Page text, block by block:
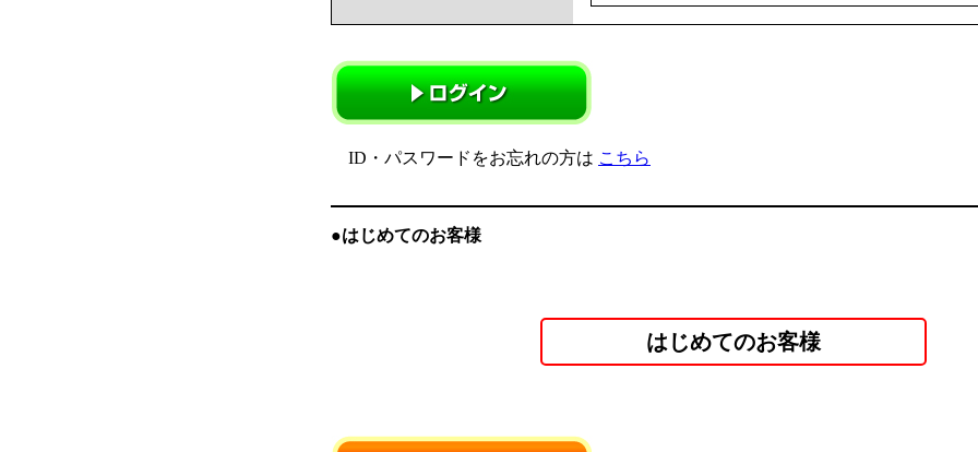
ID・パスワードをお忘れの方は こちら
●はじめてのお客様
はじめてのお客様